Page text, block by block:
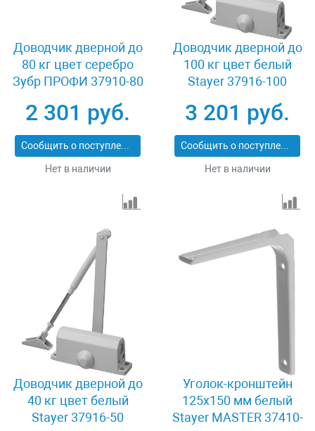
Доводчик дверной до
80 кг цвет серебро
Зубр ПРОФИ 37910-80
2 301 руб.
Сообщить о поступлении
Нет в наличии
Доводчик дверной до
100 кг цвет белый
Stayer 37916-100
3 201 руб.
Сообщить о поступлении
Нет в наличии
Доводчик дверной до
40 кг цвет белый
Stayer 37916-50
Уголок-кронштейн
125х150 мм белый
Stayer MASTER 37410-